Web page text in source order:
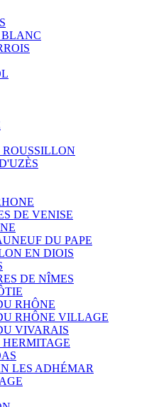
DE VENISE
DU PAPE
EN DIOIS
DE NÎMES
RHÔNE
RHÔNE VILLAGE
VIVARAIS
HERMITAGE
LES ADHÉMAR